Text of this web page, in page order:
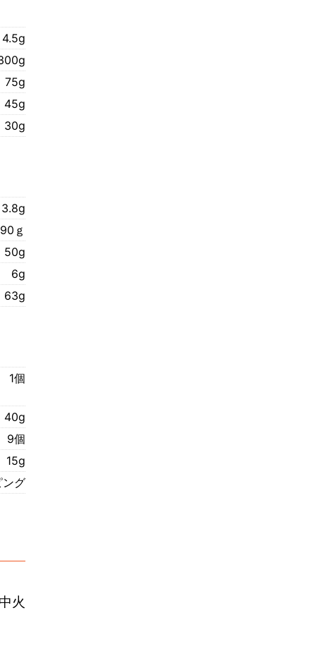
4.5g
75g
45g
30g
3.8g
ｇ
50g
6g
63g
1個
40g
9個
15g
ング
火